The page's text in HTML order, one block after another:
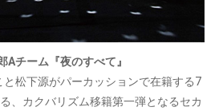
Aチーム『夜のすべて』
と松下源がパーカッションで在籍する7
、カクバリズム移籍第一弾となるセカ